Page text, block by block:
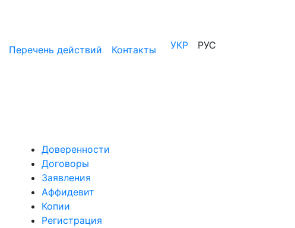
Перечень действий Контакты УКР РУС
Доверенности
Договоры
Заявления
Аффидевит
Копии
Регистрация